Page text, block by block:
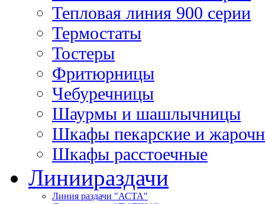
Тепловая линия 900 серии
Термостаты
Тостеры
Фритюрницы
Чебуречницы
Шаурмы и шашлычницы
Шкафы пекарские и
Шкафы расстоечные
Линиираздачи
Линия раздачи "АСТА"